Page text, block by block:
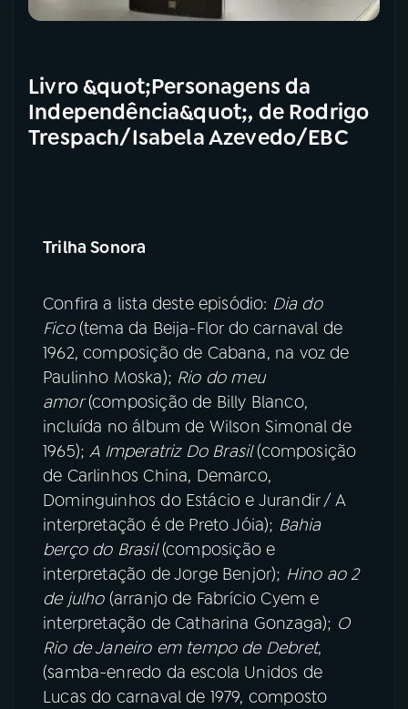
Livro &quot;Personagens da
Independência&quot;, de Rodrigo
Trespach/Isabela Azevedo/EBC
Trilha Sonora
Confira a lista deste episódio: Dia do
Fico(tema da Beija-Flor do carnaval de
1962, composição de Cabana, na voz de
Paulinho Moska); Rio do meu
amor(composição de Billy Blanco,
incluída no álbum de Wilson Simonal de
1965);A Imperatriz Do Brasil(composição
de Carlinhos China, Demarco,
Dominguinhos do Estácio e Jurandir / A
interpretação é de Preto Jóia); Bahia
berço do Brasil(composição e
interpretação de Jorge Benjor); Hino ao 2
de julho (arranjo de Fabrício Cyem e
interpretação de Catharina Gonzaga); O
Rio de Janeiro em tempo de Debret,
(samba-enredo da escola Unidos de
Lucas do carnaval de 1979, composto